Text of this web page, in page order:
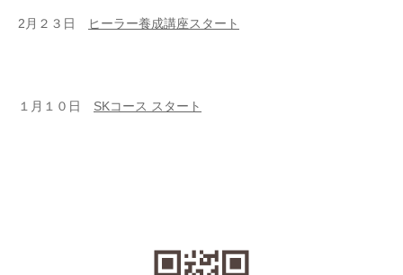
2月２３日 ヒーラー養成講座スタート
１月１０日 SKコース スタート